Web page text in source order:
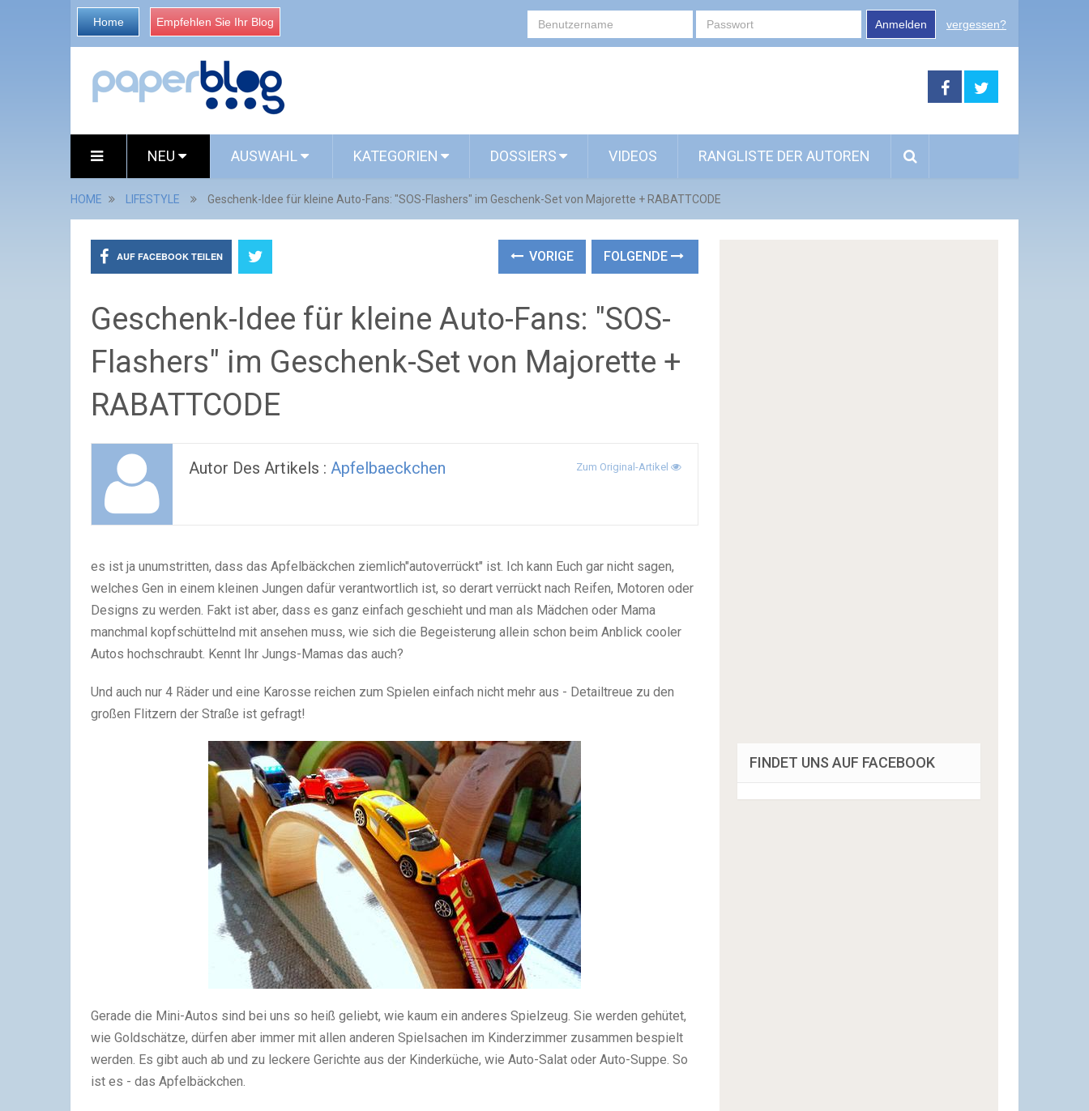
Home Empfehlen Sie Ihr Blog Anmelden vergessen?
NEU AUSWAHL KATEGORIEN DOSSIERS VIDEOS RANGLISTE DER AUTOREN
HOME LIFESTYLE Geschenk-Idee für kleine Auto-Fans: "SOS-Flashers" im Geschenk-Set von Majorette + RABATTCODE
AUF FACEBOOK TEILEN VORIGE FOLGENDE
Geschenk-Idee für kleine Auto-Fans: "SOS-
Flashers" im Geschenk-Set von Majorette +
RABATTCODE
Autor Des Artikels : Apfelbaeckchen Zum Original-Artikel
es ist ja unumstritten, dass das Apfelbäckchen ziemlich"autoverrückt" ist. Ich kann Euch gar nicht sagen,
welches Gen in einem kleinen Jungen dafür verantwortlich ist, so derart verrückt nach Reifen, Motoren oder
Designs zu werden. Fakt ist aber, dass es ganz einfach geschieht und man als Mädchen oder Mama
manchmal kopfschüttelnd mit ansehen muss, wie sich die Begeisterung allein schon beim Anblick cooler
Autos hochschraubt. Kennt Ihr Jungs-Mamas das auch?
Und auch nur 4 Räder und eine Karosse reichen zum Spielen einfach nicht mehr aus - Detailtreue zu den
großen Flitzern der Straße ist gefragt!
Gerade die Mini-Autos sind bei uns so heiß geliebt, wie kaum ein anderes Spielzeug. Sie werden gehütet,
wie Goldschätze, dürfen aber immer mit allen anderen Spielsachen im Kinderzimmer zusammen bespielt
werden. Es gibt auch ab und zu leckere Gerichte aus der Kinderküche, wie Auto-Salat oder Auto-Suppe. So
ist es - das Apfelbäckchen.
FINDET UNS AUF FACEBOOK